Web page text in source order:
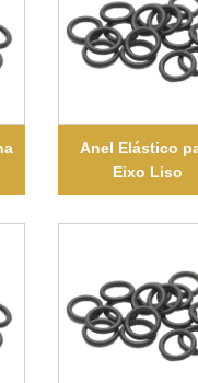
Anel Elástico
Eixo Liso